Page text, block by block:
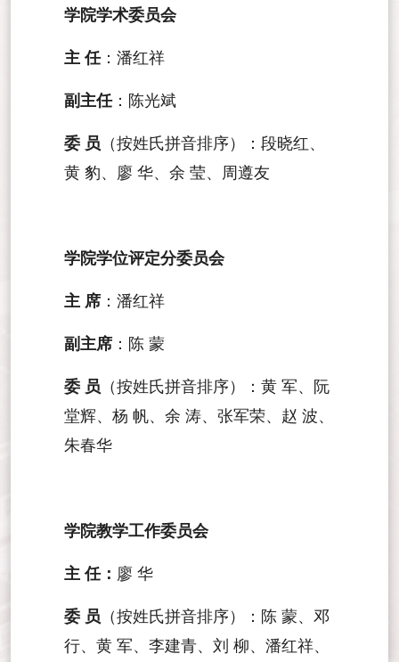
学院学术委员会
主 任：潘红祥
副主任：陈光斌
委 员 （按姓氏拼音排序）：段晓红、
黄 豹、廖 华、余 莹、周遵友
学院学位评定分委员会
主 席 ：潘红祥
副主席 ：陈 蒙
委 员 （按姓氏拼音排序）：黄 军、阮
堂辉、杨 帆、余 涛、张军荣、赵 波、
朱春华
学院教学工作委员会
主 任： 廖 华
委 员 （按姓氏拼音排序）：陈 蒙、邓
行、黄 军、李建青、刘 柳、潘红祥、